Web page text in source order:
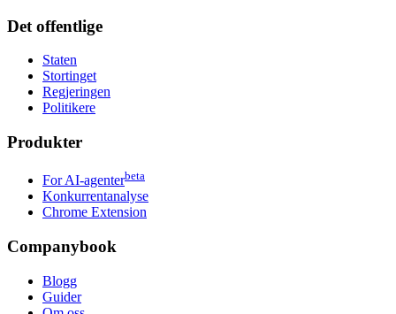
Det offentlige
Staten
Stortinget
Regjeringen
Politikere
Produkter
For AI-agenterbeta
Konkurrentanalyse
Chrome Extension
Companybook
Blogg
Guider